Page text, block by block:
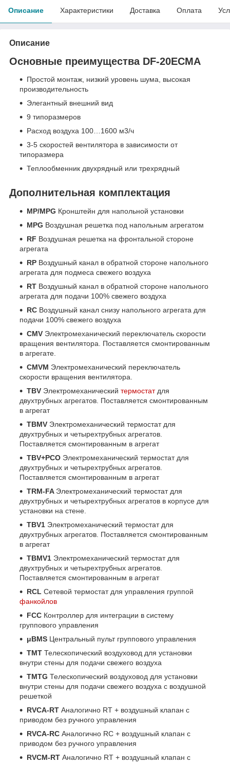
Описание Характеристики Доставка Оплата
Описание
Основные преимущества DF-20ECMA
Простой монтаж, низкий уровень шума, высокая
производительность
Элегантный внешний вид
9 типоразмеров
Расход воздуха 100…1600 м3/ч
3-5 скоростей вентилятора в зависимости от
типоразмера
Теплообменник двухрядный или трехрядный
Дополнительная комплектация
MP/MPG Кронштейн для напольной установки
MPG Воздушная решетка под напольным агрегатом
RF Воздушная решетка на фронтальной стороне
агрегата
RP Воздушный канал в обратной стороне напольного
агрегата для подмеса свежего воздуха
RT Воздушный канал в обратной стороне напольного
агрегата для подачи 100% свежего воздуха
RC Воздушный канал снизу напольного агрегата для
подачи 100% свежего воздуха
CMV Электромеханический переключатель скорости
вращения вентилятора. Поставляется смонтированным
в агрегате.
CMVM Электромеханический переключатель
скорости вращения вентилятора.
TBV Электромеханический термостатдля
двухтрубных агрегатов. Поставляется смонтированным
в агрегат
TBMV Электромеханический термостат для
двухтрубных и четырехтрубных агрегатов.
Поставляется смонтированным в агрегат
TBV+PCO Электромеханический термостат для
двухтрубных и четырехтрубных агрегатов.
Поставляется смонтированным в агрегат
TRM-FA Электромеханический термостат для
двухтрубных и четырехтрубных агрегатов в корпусе для
установки на стене.
TBV1 Электромеханический термостат для
двухтрубных агрегатов. Поставляется смонтированным
в агрегат
TBMV1 Электромеханический термостат для
двухтрубных и четырехтрубных агрегатов.
Поставляется смонтированным в агрегат
RCL Сетевой термостат для управления группой
фанкойлов
FCC Контроллер для интеграции в систему
группового управления
μBMS Центральный пульт группового управления
TMT Телескопический воздуховод для установки
внутри стены для подачи свежего воздуха
TMTG Телескопический воздуховод для установки
внутри стены для подачи свежего воздуха с воздушной
решеткой
RVCA-RT Аналогично RT + воздушный клапан с
приводом без ручного управления
RVCA-RC Аналогично RC + воздушный клапан с
приводом без ручного управления
RVCM-RT Аналогично RT + воздушный клапан с